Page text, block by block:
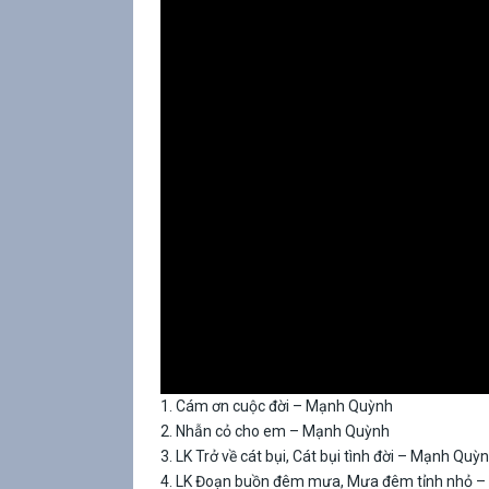
1. Cám ơn cuộc đời – Mạnh Quỳnh
2. Nhẫn cỏ cho em – Mạnh Quỳnh
3. LK Trở về cát bụi, Cát bụi tình đời – Mạnh
4. LK Đoạn buồn đêm mưa, Mưa đêm tỉnh nhỏ –